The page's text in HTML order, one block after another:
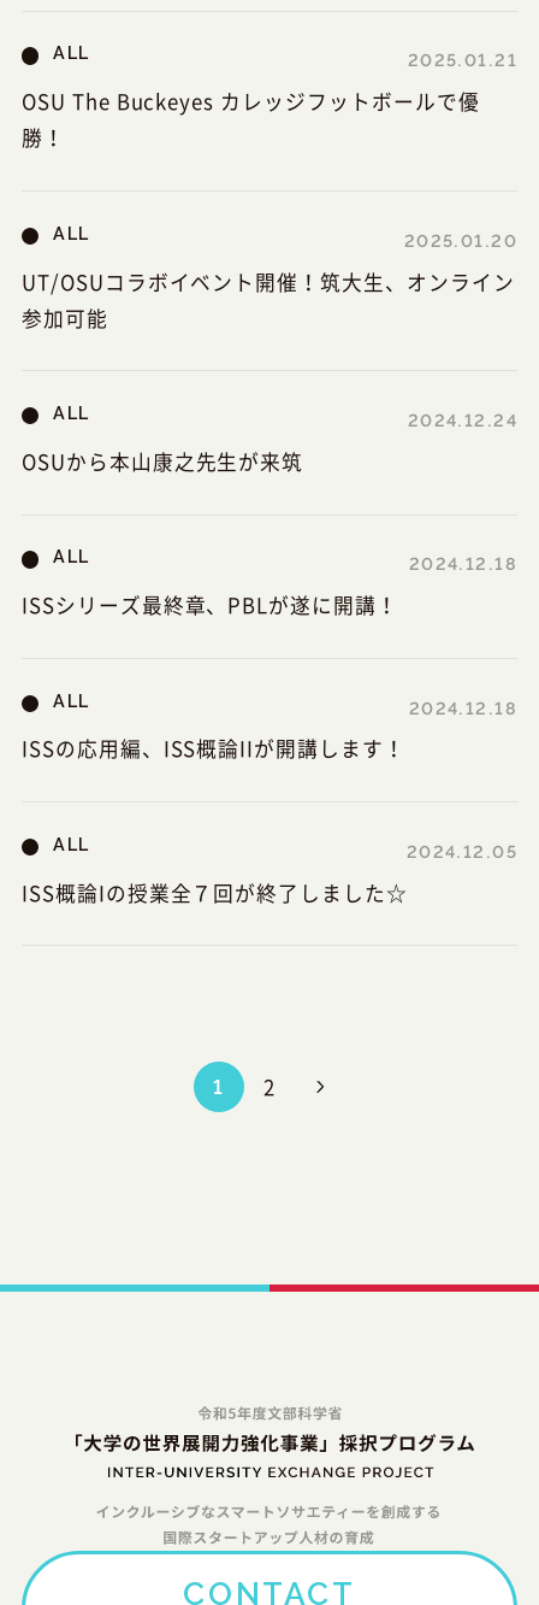
ALL 2025.01.21
OSU The Buckeyes カレッジフットボールで優
勝！
ALL 2025.01.20
UT/OSUコラボイベント開催！筑大生、オンライン
参加可能
ALL 2024.12.24
OSUから本山康之先生が来筑
ALL 2024.12.18
ISSシリーズ最終章、PBLが遂に開講！
ALL 2024.12.18
ISSの応用編、ISS概論IIが開講します！
ALL 2024.12.05
ISS概論Iの授業全７回が終了しました☆
1 2
CONTACT